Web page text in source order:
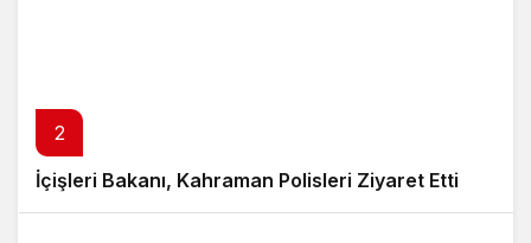
2
İçişleri Bakanı, Kahraman Polisleri Ziyaret Etti